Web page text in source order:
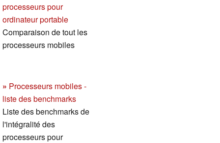
processeurs pour
ordinateur portable
Comparaison de tout les
processeurs mobiles
» Processeurs mobiles -
liste des benchmarks
Liste des benchmarks de
l'intégralité des
processeurs pour